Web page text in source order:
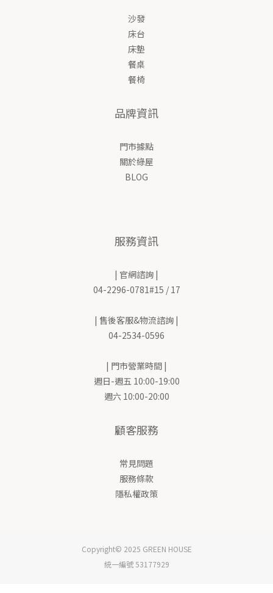
沙發
床台
床墊
餐桌
餐椅
品牌資訊
門市據點
關於綠屋
BLOG
服務資訊
| 官網諮詢 |
04-2296-0781#15 / 17
| 售後客服&物流諮詢 |
04-2534-0596
| 門市營業時間 |
週日-週五 10:00-19:00
週六 10:00-20:00
顧客服務
常見問題
服務條款
隱私權政策
Copyright© 2025 GREEN HOUSE
統一編號 53177929